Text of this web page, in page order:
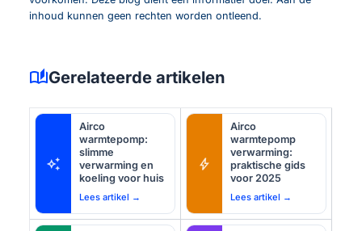
inhoud kunnen geen rechten worden ontleend.
auto_storiesGerelateerde artikelen
auto_awesome
Airco
warmtepomp:
slimme
verwarming en
koeling voor huis
Lees artikel →
bolt
Airco
warmtepomp
verwarming:
praktische gids
voor 2025
Lees artikel →